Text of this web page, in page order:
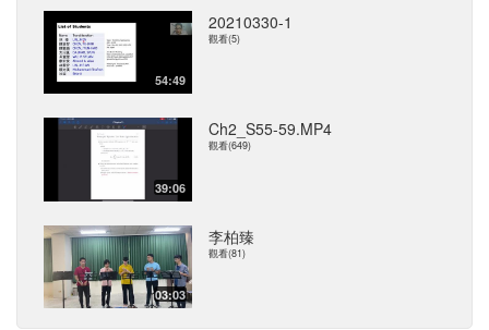
54:49
20210330-1
觀看(5)
39:06
Ch2_S55-59.MP4
觀看(649)
03:03
李柏臻
觀看(81)